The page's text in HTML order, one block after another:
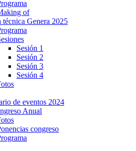
of
técnica Genera 2025
Sesión 1
Sesión 2
Sesión 3
Sesión 4
de eventos 2024
Anual
congreso